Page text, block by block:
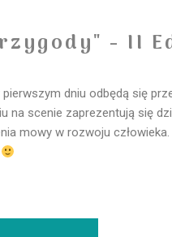
- II
dniu odbędą się
scenie zaprezentują się
mowy w rozwoju